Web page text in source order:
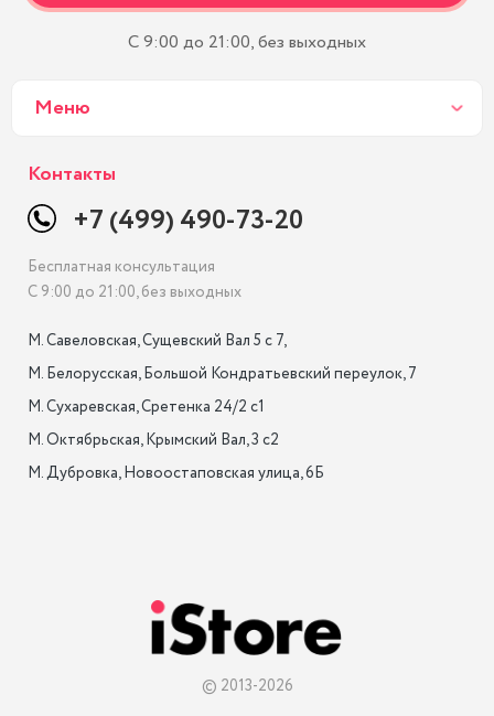
С 9:00 до 21:00, без выходных
Меню
Контакты
+7 (499) 490-73-20
Бесплатная консультация
С 9:00 до 21:00, без выходных
М. Савеловская, Сущевский Вал 5 с 7,
М. Белорусская, Большой Кондратьевский переулок, 7
М. Сухаревская, Сретенка 24/2 с1
М. Октябрьская, Крымский Вал, 3 с2
М. Дубровка, Новоостаповская улица, 6Б
© 2013-2026